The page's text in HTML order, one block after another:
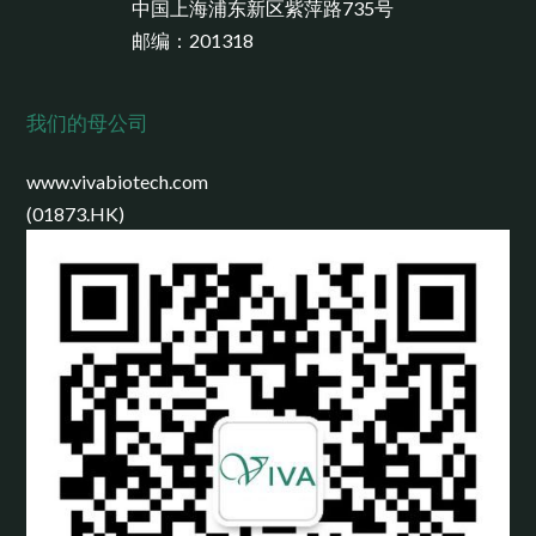
中国上海浦东新区紫萍路735号
邮编：201318
我们的母公司
www.vivabiotech.com
(01873.HK)